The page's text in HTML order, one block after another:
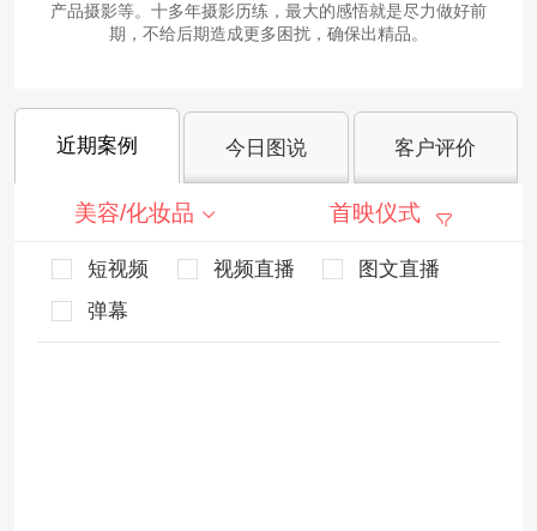
产品摄影等。十多年摄影历练，最大的感悟就是尽力做好前
期，不给后期造成更多困扰，确保出精品。
近期案例 今日图说 客户评价
美容/化妆品 首映仪式
短视频 视频直播
图文直播
弹幕